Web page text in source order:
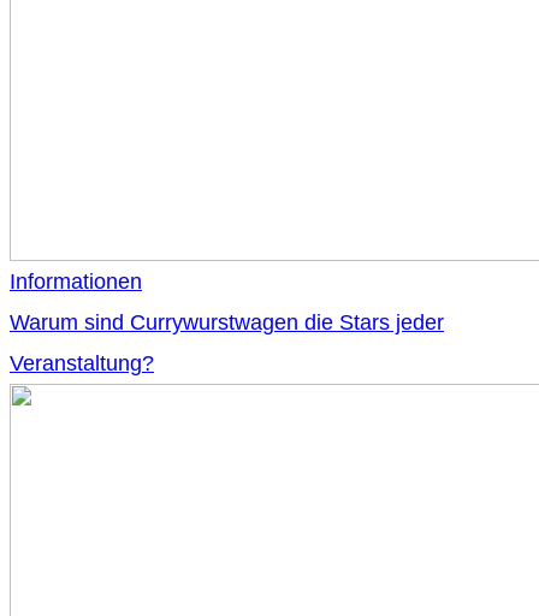
Informationen
Warum sind Currywurstwagen die Stars jeder
Veranstaltung?